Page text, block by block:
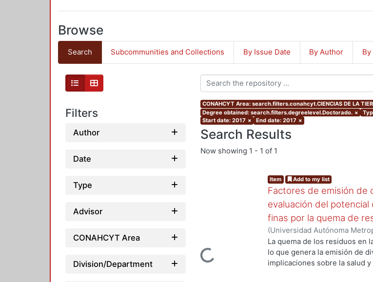
Browse
Search Subcommunities and Collections By Issue Date By Author
Filters
Author
Date
Type
Advisor
CONAHCYT Area
Division/Department
CONAHCYT Area: search.filters.conahcyt.CIENCIAS DE LA
Degree obtained: search.filters.degreelevel.Doctorado. ×
Start date: 2017 × End date: 2017 ×
Search Results
Now showing 1 - 1 of 1
Loading...
Item Add to my list
Factores de emisión de
evaluación del
finas por la quema de
(Universidad Autónoma
de Servicios de Información.,
La quema de los residuos en
lo que genera la emisión de
implicaciones sobre la salud